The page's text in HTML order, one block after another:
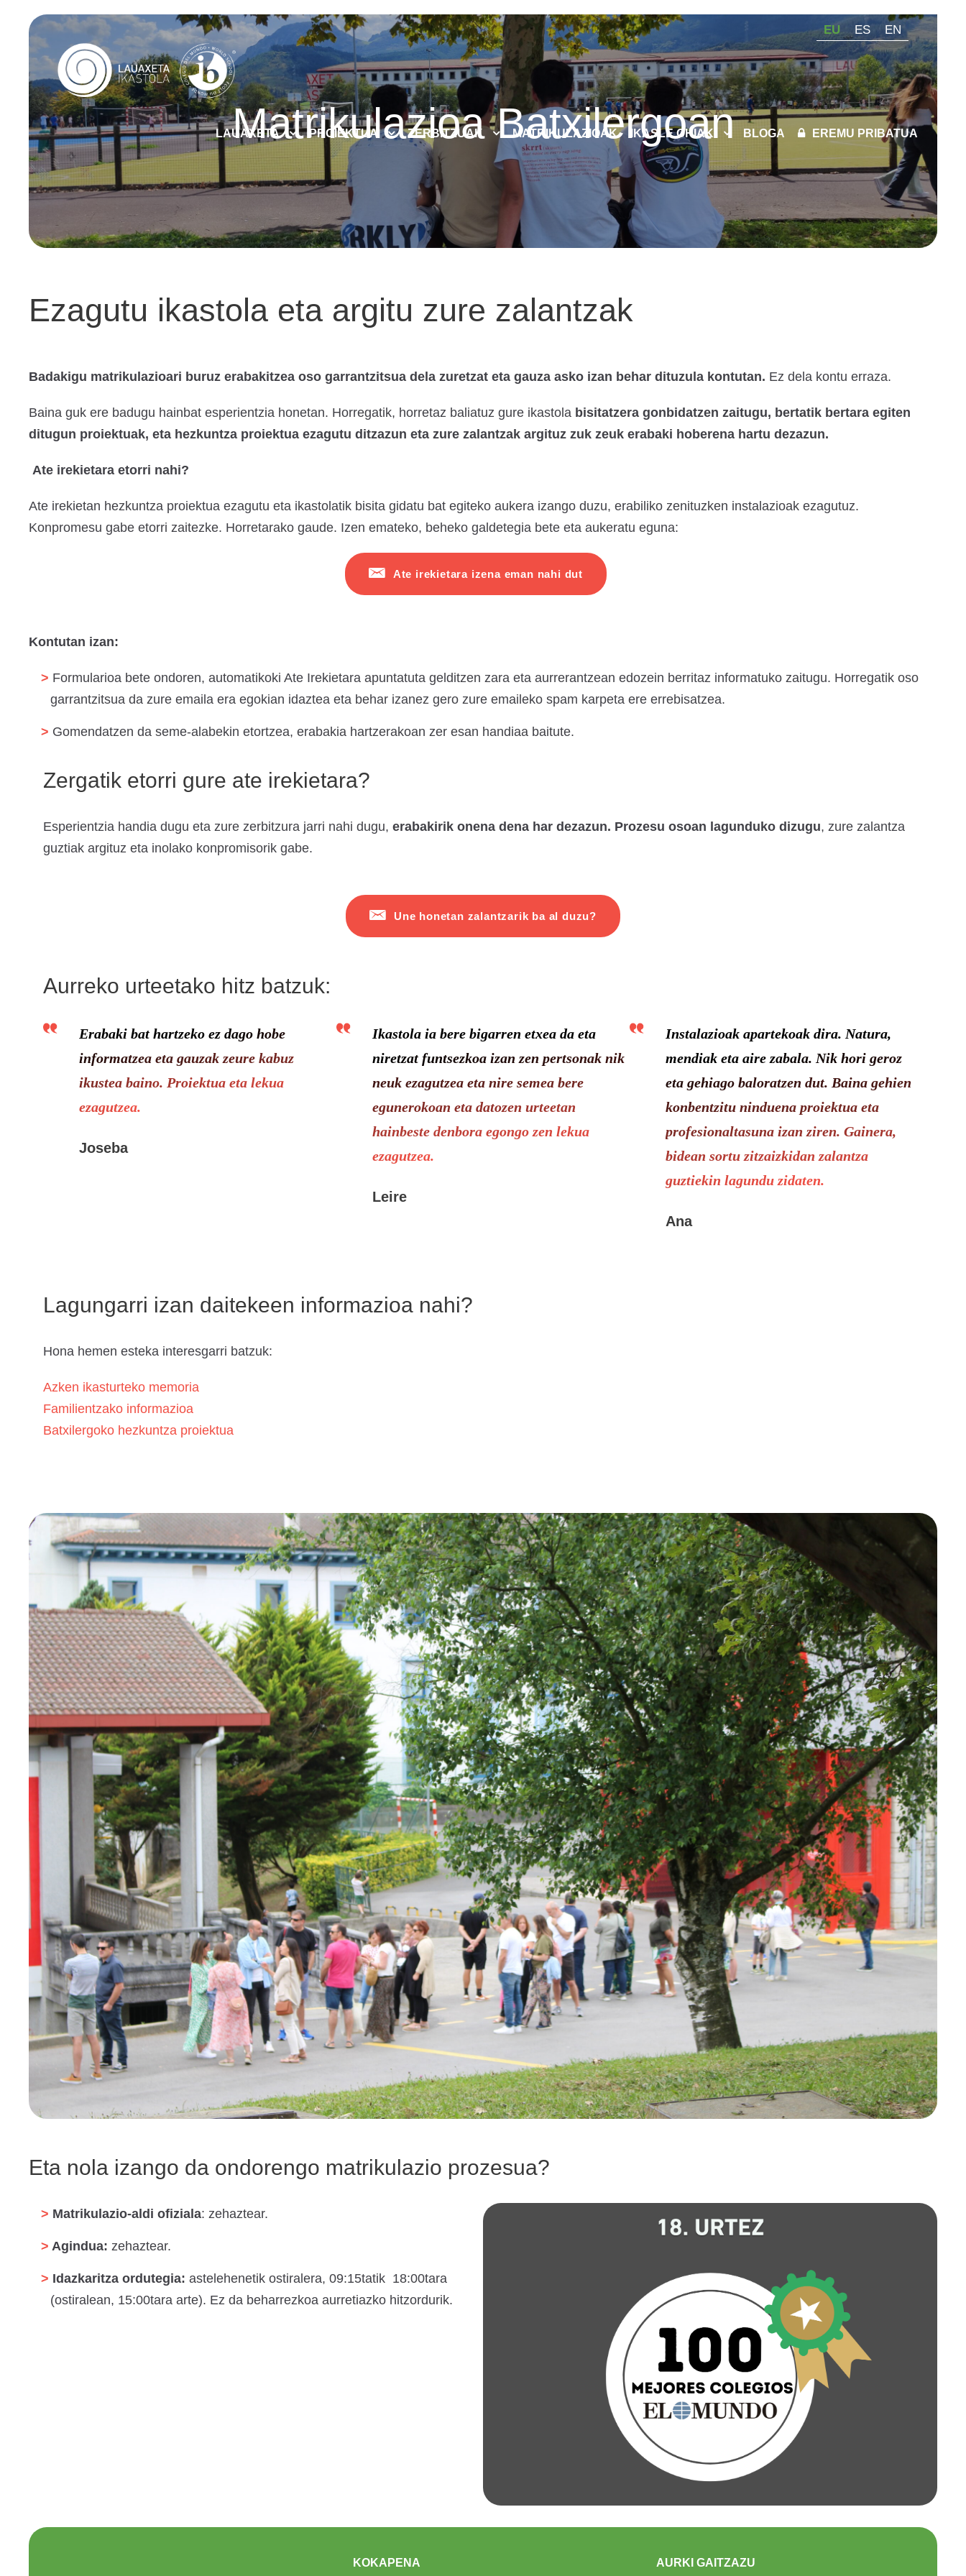
EU ES EN
LAUAXETA PROIEKTUA ZERBITZUAK MATRIKULAZIOAK IKASLE OHIAK BLOGA EREMU PRIBATUA
Matrikulazioa Batxilergoan
Ezagutu ikastola eta argitu zure zalantzak
Badakigu matrikulazioari buruz erabakitzea oso garrantzitsua dela zuretzat eta gauza asko izan behar dituzula kontutan. Ez dela kontu erraza.
Baina guk ere badugu hainbat esperientzia honetan. Horregatik, horretaz baliatuz gure ikastola bisitatzera gonbidatzen zaitugu, bertatik bertara egiten
ditugun proiektuak, eta hezkuntza proiektua ezagutu ditzazun eta zure zalantzak argituz zuk zeuk erabaki hoberena hartu dezazun.
Ate irekietara etorri nahi?
Ate irekietan hezkuntza proiektua ezagutu eta ikastolatik bisita gidatu bat egiteko aukera izango duzu, erabiliko zenituzken instalazioak ezagutuz.
Konpromesu gabe etorri zaitezke. Horretarako gaude. Izen emateko, beheko galdetegia bete eta aukeratu eguna:
Ate irekietara izena eman nahi dut
Kontutan izan:
Formularioa bete ondoren, automatikoki Ate Irekietara apuntatuta gelditzen zara eta aurrerantzean edozein berritaz informatuko zaitugu. Horregatik oso
garrantzitsua da zure emaila era egokian idaztea eta behar izanez gero zure emaileko spam karpeta ere errebisatzea.
Gomendatzen da seme-alabekin etortzea, erabakia hartzerakoan zer esan handiaa baitute.
Zergatik etorri gure ate irekietara?
Esperientzia handia dugu eta zure zerbitzura jarri nahi dugu, erabakirik onena dena har dezazun. Prozesu osoan lagunduko dizugu, zure zalantza
guztiak argituz eta inolako konpromisorik gabe.
Une honetan zalantzarik ba al duzu?
Aurreko urteetako hitz batzuk:
Erabaki bat hartzeko ez dago hobe
informatzea eta gauzak zeure kabuz
ikustea baino. Proiektua eta lekua
ezagutzea.
Joseba
Ikastola ia bere bigarren etxea da eta
niretzat funtsezkoa izan zen pertsonak nik
neuk ezagutzea eta nire semea bere
egunerokoan eta datozen urteetan
hainbeste denbora egongo zen lekua
ezagutzea.
Leire
Instalazioak apartekoak dira. Natura,
mendiak eta aire zabala. Nik hori geroz
eta gehiago baloratzen dut. Baina gehien
konbentzitu ninduena proiektua eta
profesionaltasuna izan ziren. Gainera,
bidean sortu zitzaizkidan zalantza
guztiekin lagundu zidaten.
Ana
Lagungarri izan daitekeen informazioa nahi?
Hona hemen esteka interesgarri batzuk:
Azken ikasturteko memoria
Familientzako informazioa
Batxilergoko hezkuntza proiektua
Eta nola izango da ondorengo matrikulazio prozesua?
Matrikulazio-aldi ofiziala: zehaztear.
Agindua: zehaztear.
Idazkaritza ordutegia: astelehenetik ostiralera, 09:15tatik 18:00tara
(ostiralean, 15:00tara arte). Ez da beharrezkoa aurretiazko hitzordurik.
KOKAPENA AURKI GAITZAZU